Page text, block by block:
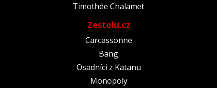
Timothée Chalamet
Zestolu.cz
Carcassonne
Bang
Osadníci z Katanu
Monopoly